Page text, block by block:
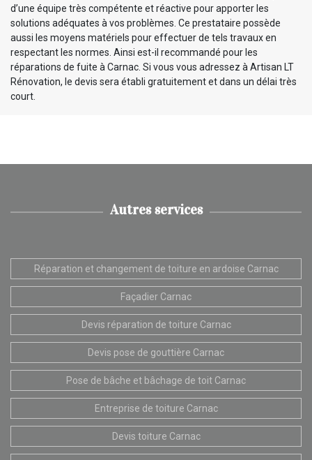
d’une équipe très compétente et réactive pour apporter les
solutions adéquates à vos problèmes. Ce prestataire possède
aussi les moyens matériels pour effectuer de tels travaux en
respectant les normes. Ainsi est-il recommandé pour les
réparations de fuite à Carnac. Si vous vous adressez à Artisan LT
Rénovation, le devis sera établi gratuitement et dans un délai très
court.
Autres services
Réparation et changement de toiture en ardoise Carnac
Façadier Carnac
Devis réparation de toiture Carnac
Devis pose de gouttière Carnac
Pose de bâche et bâchage de toit Carnac
Entreprise de toiture Carnac
Devis toiture Carnac